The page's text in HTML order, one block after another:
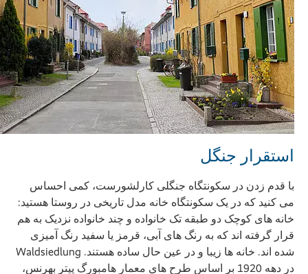
استقرار جنگل
با قدم زدن در سکونتگاه جنگلی کارلشورست، کمی احساس
می کنید که در یک سکونتگاه خانه مدل تاریخی در روستا هستید:
خانه های کوچک دو طبقه تک خانواده و چند خانواده نزدیک به هم
قرار گرفته اند که به رنگ های آبی، قرمز یا سفید رنگ آمیزی
شده اند. خانه ها زیبا و در عین حال ساده هستند. Waldsiedlung
در دهه 1920 بر اساس طرح های معمار هامبورگ پیتر بهرنس،